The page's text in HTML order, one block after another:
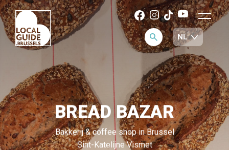
BREAD BAZAR
Bakkerij & coffee shop in Brussel
Sint-Katelijne Vismet